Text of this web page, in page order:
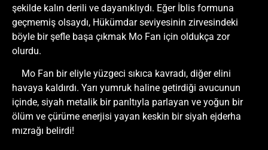
şekilde kalın derili ve dayanıklıydı. Eğer İblis formuna
geçmemiş olsaydı, Hükümdar seviyesinin zirvesindeki
böyle bir şefle başa çıkmak Mo Fan için oldukça zor
olurdu.
Mo Fan bir eliyle yüzgeci sıkıca kavradı, diğer elini
havaya kaldırdı. Yarı yumruk haline getirdiği avucunun
içinde, siyah metalik bir parıltıyla parlayan ve yoğun bir
ölüm ve çürüme enerjisi yayan keskin bir siyah ejderha
mızrağı belirdi!